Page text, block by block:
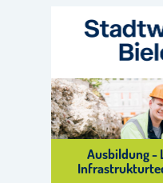
Ausbildung -